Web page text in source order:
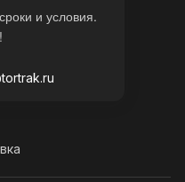
и условия.